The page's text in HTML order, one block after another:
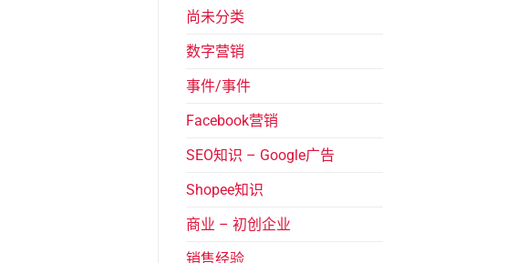
尚未分类
数字营销
事件/事件
Facebook营销
SEO知识 – Google广告
Shopee知识
商业 – 初创企业
销售经验